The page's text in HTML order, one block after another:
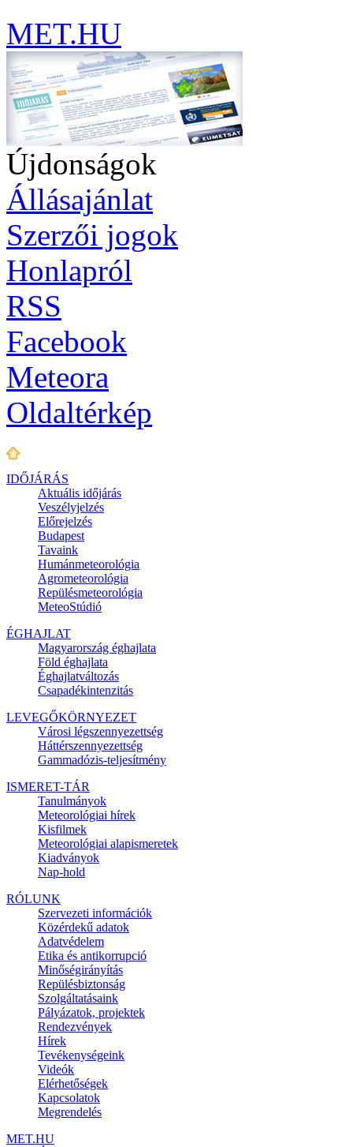
MET.HU
Újdonságok
Állásajánlat
Szerzői jogok
Honlapról
RSS
Facebook
Meteora
Oldaltérkép
IDŐJÁRÁS
Aktuális időjárás
Veszélyjelzés
Előrejelzés
Budapest
Tavaink
Humánmeteorológia
Agrometeorológia
Repülésmeteorológia
MeteoStúdió
ÉGHAJLAT
Magyarország éghajlata
Föld éghajlata
Éghajlatváltozás
Csapadékintenzitás
LEVEGŐKÖRNYEZET
Városi légszennyezettség
Háttérszennyezettség
Gammadózis-teljesítmény
ISMERET-TÁR
Tanulmányok
Meteorológiai hírek
Kisfilmek
Meteorológiai alapismeretek
Kiadványok
Nap-hold
RÓLUNK
Szervezeti információk
Közérdekű adatok
Adatvédelem
Etika és antikorrupció
Minőségirányítás
Repülésbiztonság
Szolgáltatásaink
Pályázatok, projektek
Rendezvények
Hírek
Tevékenységeink
Videók
Elérhetőségek
Kapcsolatok
Megrendelés
MET.HU